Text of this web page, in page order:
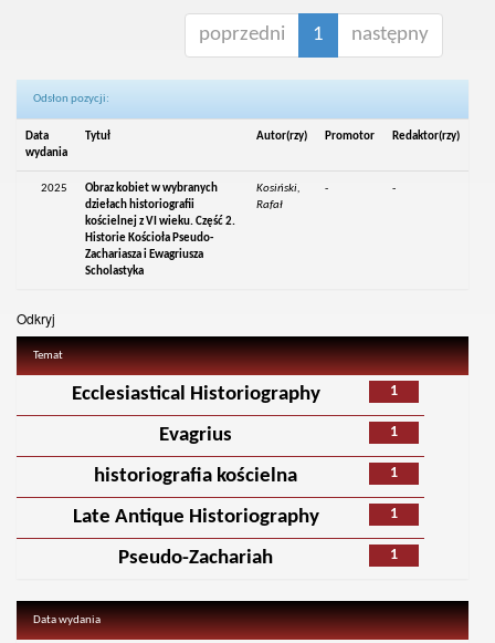
poprzedni 1 następny
Odsłon pozycji:
Data
wydania
Tytuł Autor(rzy) Promotor Redaktor(rzy)
2025
Obraz kobiet w wybranych
dziełach historiografii
kościelnej z VI wieku. Część 2.
Historie Kościoła Pseudo-
Zachariasza i Ewagriusza
Scholastyka
Kosiński,
Rafał
- -
Odkryj
Temat
1
Ecclesiastical Historiography
1
Evagrius
1
historiografia kościelna
1
Late Antique Historiography
1
Pseudo-Zachariah
Data wydania